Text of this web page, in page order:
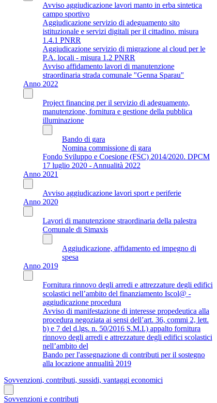
Avviso aggiudicazione lavori manto in erba sintetica
campo sportivo
Aggiudicazione servizio di adeguamento sito
istituzionale e servizi digitali per il cittadino. misura
1.4.1 PNRR
Aggiudicazione servizio di migrazione al cloud per le
P.A. locali - misura 1.2 PNRR
Avviso affidamento lavori di manutenzione
straordinaria strada comunale "Genna Sparau"
Anno 2022
Project financing per il servizio di adeguamento,
manutenzione, fornitura e gestione della pubblica
illuminazione
Bando di gara
Nomina commissione di gara
Fondo Sviluppo e Coesione (FSC) 2014/2020. DPCM
17 luglio 2020 - Annualità 2022
Anno 2021
Avviso aggiudicazione lavori sport e periferie
Anno 2020
Lavori di manutenzione straordinaria della palestra
Comunale di Simaxis
Aggiudicazione, affidamento ed impegno di
spesa
Anno 2019
Fornitura rinnovo degli arredi e attrezzature degli edifici
scolastici nell’ambito del finanziamento Iscol@ -
aggiudicazione procedura
Avviso di manifestazione di interesse propedeutica alla
procedura negoziata ai sensi dell’art. 36, commi 2, lett.
b) e 7 del d.lgs. n. 50/2016 S.M.I.) appalto fornitura
rinnovo degli arredi e attrezzature degli edifici scolastici
nell’ambito del
Bando per l'assegnazione di contributi per il sostegno
alla locazione annualità 2019
Sovvenzioni, contributi, sussidi, vantaggi economici
Sovvenzioni e contributi